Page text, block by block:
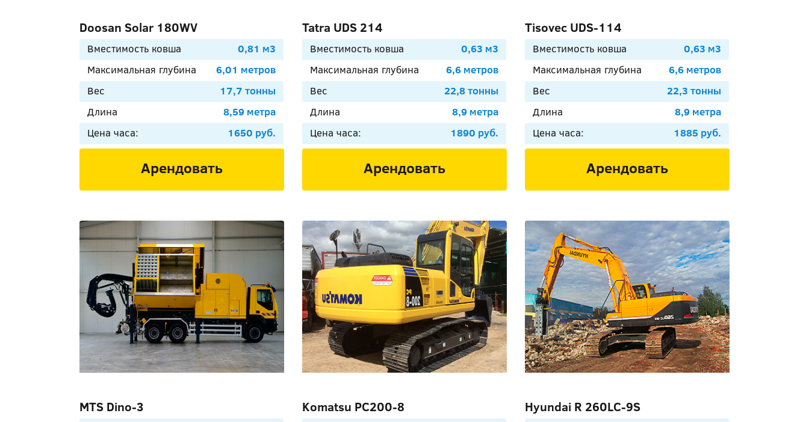
Doosan Solar 180WV
Вместимость ковша
0,81 м3
Максимальная глубина
6,01 метров
Вес
17,7 тонны
Длина
8,59 метра
Цена часа:
1650 руб.
Арендовать
Tatra UDS 214
Вместимость ковша
0,63 м3
Максимальная глубина
6,6 метров
Вес
22,8 тонны
Длина
8,9 метра
Цена часа:
1890 руб.
Арендовать
Tisovec UDS-114
Вместимость ковша
0,63 м3
Максимальная глубина
6,6 метров
Вес
22,3 тонны
Длина
8,9 метра
Цена часа:
1885 руб.
Арендовать
MTS Dino-3 Komatsu PC200-8 Hyundai R 260LC-9S